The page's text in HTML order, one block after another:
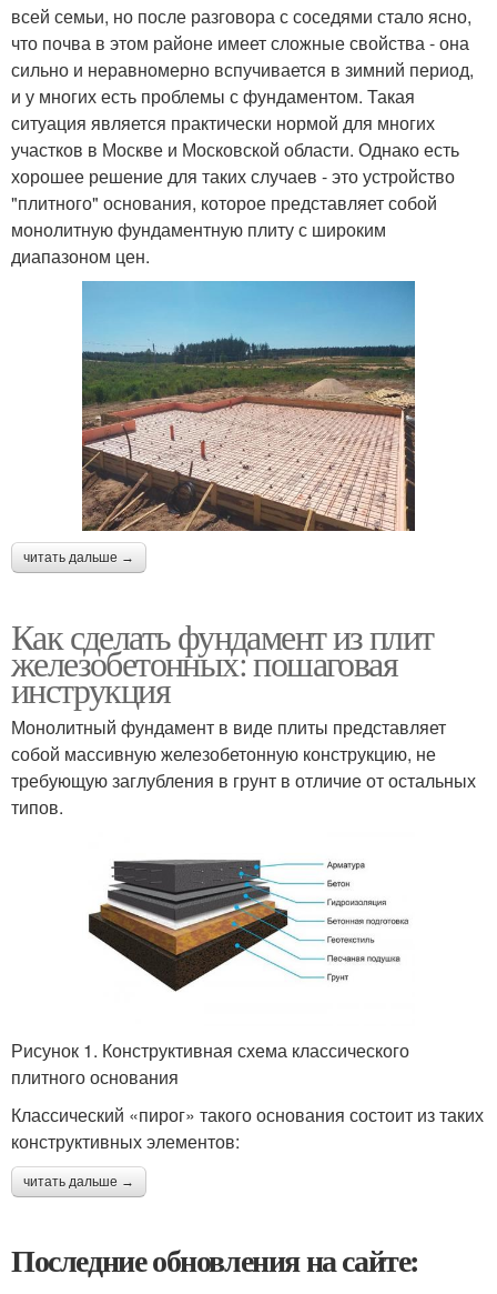
всей семьи, но после разговора с соседями стало ясно,
что почва в этом районе имеет сложные свойства - она
сильно и неравномерно вспучивается в зимний период,
и у многих есть проблемы с фундаментом. Такая
ситуация является практически нормой для многих
участков в Москве и Московской области. Однако есть
хорошее решение для таких случаев - это устройство
"плитного" основания, которое представляет собой
монолитную фундаментную плиту с широким
диапазоном цен.
читать дальше →
Как сделать фундамент из плит
железобетонных: пошаговая
инструкция
Монолитный фундамент в виде плиты представляет
собой массивную железобетонную конструкцию, не
требующую заглубления в грунт в отличие от остальных
типов.
Рисунок 1. Конструктивная схема классического
плитного основания
Классический «пирог» такого основания состоит из таких
конструктивных элементов:
читать дальше →
Последние обновления на сайте: